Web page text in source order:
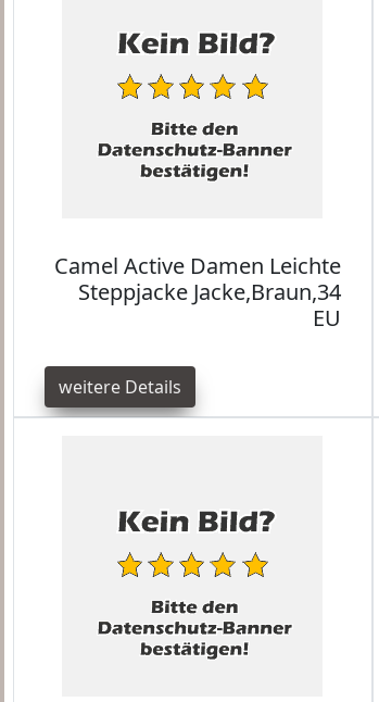
Camel Active Damen Leichte
Steppjacke Jacke,Braun,34
EU
weitere Details